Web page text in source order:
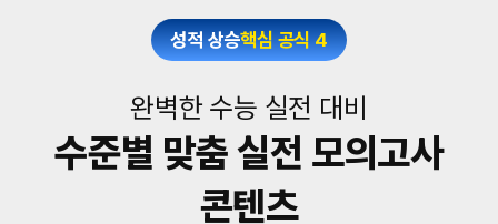
성적 상승핵심 공식 4
완벽한 수능 실전 대비
수준별 맞춤 실전 모의고사
콘텐츠